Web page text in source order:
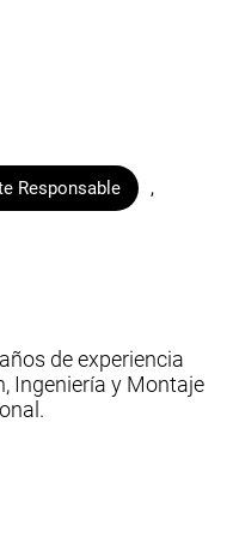
Responsable ,
de experiencia
Ingeniería y Montaje